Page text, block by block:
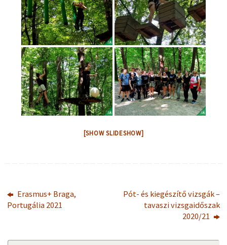
[SHOW SLIDESHOW]
Erasmus+ Braga,
Portugália 2021
Pót- és kiegészítő vizsgák –
tavaszi vizsgaidőszak
2020/21